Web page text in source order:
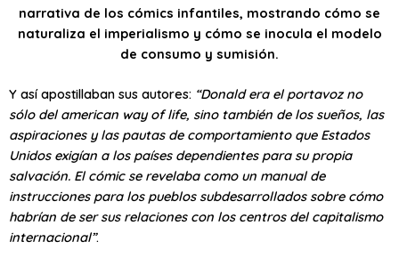
narrativa de los cómics infantiles, mostrando cómo se
naturaliza el imperialismo y cómo se inocula el modelo
de consumo y sumisión.
Y así apostillaban sus autores: “Donald era el portavoz no
sólo del american way of life, sino también de los sueños, las
aspiraciones y las pautas de comportamiento que Estados
Unidos exigían a los países dependientes para su propia
salvación. El cómic se revelaba como un manual de
instrucciones para los pueblos subdesarrollados sobre cómo
habrían de ser sus relaciones con los centros del capitalismo
internacional”.